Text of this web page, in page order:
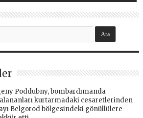
Poddubny, bombardımanda
kurtarmadaki cesaretlerinden
Belgorod bölgesindeki gönüllülere